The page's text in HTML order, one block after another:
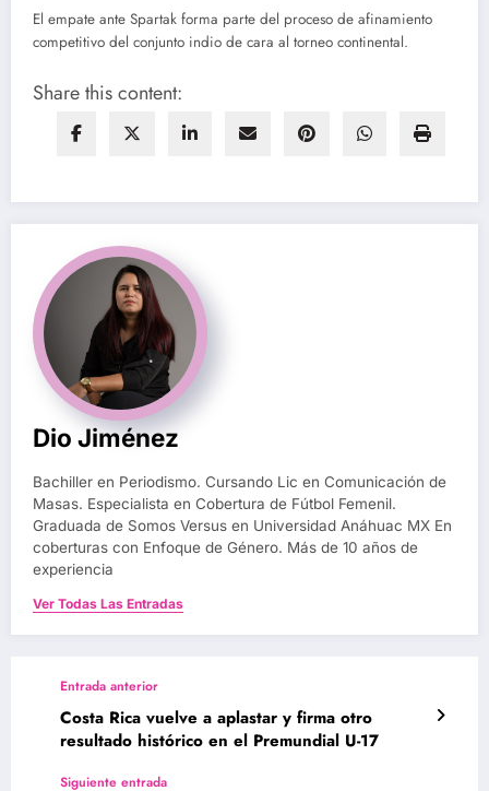
El empate ante Spartak forma parte del proceso de afinamiento
competitivo del conjunto indio de cara al torneo continental.
Share this content:
Dio Jiménez
Bachiller en Periodismo. Cursando Lic en Comunicación de
Masas. Especialista en Cobertura de Fútbol Femenil.
Graduada de Somos Versus en Universidad Anáhuac MX En
coberturas con Enfoque de Género. Más de 10 años de
experiencia
Ver Todas Las Entradas
Entrada anterior
Costa Rica vuelve a aplastar y firma otro
resultado histórico en el Premundial U-17
Siguiente entrada